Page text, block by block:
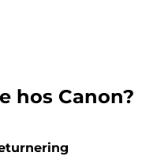
hos Canon?